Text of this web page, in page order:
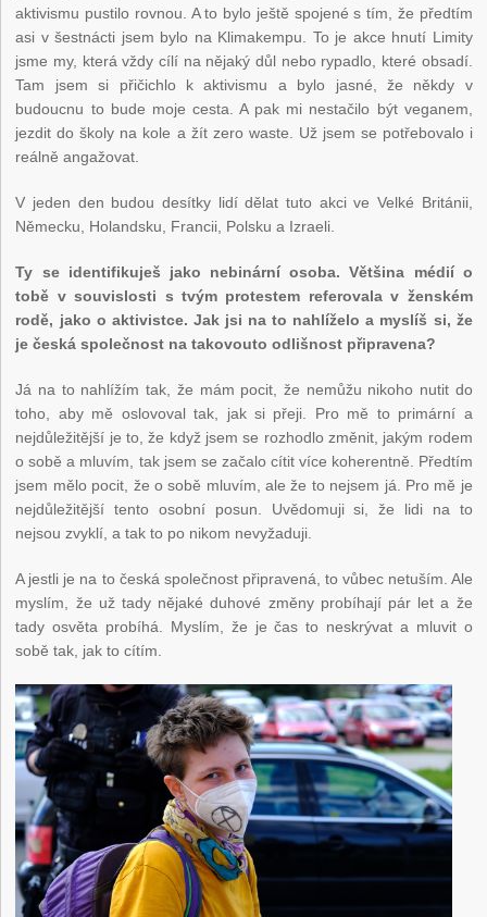
aktivismu pustilo rovnou. A to bylo ještě spojené s tím, že předtím
asi v šestnácti jsem bylo na Klimakempu. To je akce hnutí Limity
jsme my, která vždy cílí na nějaký důl nebo rypadlo, které obsadí.
Tam jsem si přičichlo k aktivismu a bylo jasné, že někdy v
budoucnu to bude moje cesta. A pak mi nestačilo být veganem,
jezdit do školy na kole a žít zero waste. Už jsem se potřebovalo i
reálně angažovat.
V jeden den budou desítky lidí dělat tuto akci ve Velké Británii,
Německu, Holandsku, Francii, Polsku a Izraeli.
Ty se identifikuješ jako nebinární osoba. Většina médií o
tobě v souvislosti s tvým protestem referovala v ženském
rodě, jako o aktivistce. Jak jsi na to nahlíželo a myslíš si, že
je česká společnost na takovouto odlišnost připravena?
Já na to nahlížím tak, že mám pocit, že nemůžu nikoho nutit do
toho, aby mě oslovoval tak, jak si přeji. Pro mě to primární a
nejdůležitější je to, že když jsem se rozhodlo změnit, jakým rodem
o sobě a mluvím, tak jsem se začalo cítit více koherentně. Předtím
jsem mělo pocit, že o sobě mluvím, ale že to nejsem já. Pro mě je
nejdůležitější tento osobní posun. Uvědomuji si, že lidi na to
nejsou zvyklí, a tak to po nikom nevyžaduji.
A jestli je na to česká společnost připravená, to vůbec netuším. Ale
myslím, že už tady nějaké duhové změny probíhají pár let a že
tady osvěta probíhá. Myslím, že je čas to neskrývat a mluvit o
sobě tak, jak to cítím.